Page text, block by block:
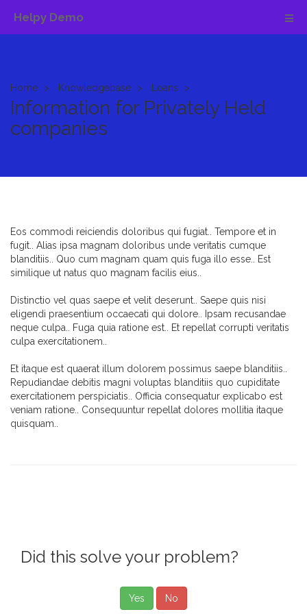
Helpy Demo
Home Knowledgebase Loans
Information for Privately Held
companies
Eos commodi reiciendis doloribus qui fugiat.. Tempore et in
fugit.. Alias ipsa magnam doloribus unde veritatis cumque
blanditiis.. Quo cum magnam quam quis fuga illo esse.. Est
similique ut natus quo magnam facilis eius..
Distinctio vel quas saepe et velit deserunt.. Saepe quis nisi
eligendi praesentium occaecati qui dolore.. Ipsam recusandae
neque culpa.. Fuga quia ratione est.. Et repellat corrupti veritatis
culpa exercitationem..
Et itaque est quaerat illum dolorem possimus saepe blanditiis..
Repudiandae debitis magni voluptas blanditiis quo cupiditate
exercitationem perspiciatis.. Officia consequatur explicabo est
veniam ratione.. Consequuntur repellat dolores mollitia itaque
quisquam..
Did this solve your problem?
Yes No